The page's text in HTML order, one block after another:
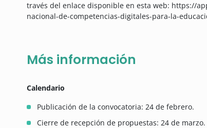
través del enlace disponible en esta web: https://
nacional-de-competencias-digitales-para-la-
Más información
Calendario
Publicación de la convocatoria: 24 de febrero.
Cierre de recepción de propuestas: 24 de marzo.